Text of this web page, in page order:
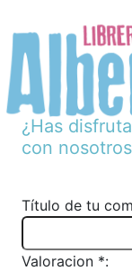
¿Has
con
Título de tu
Valoracion *: